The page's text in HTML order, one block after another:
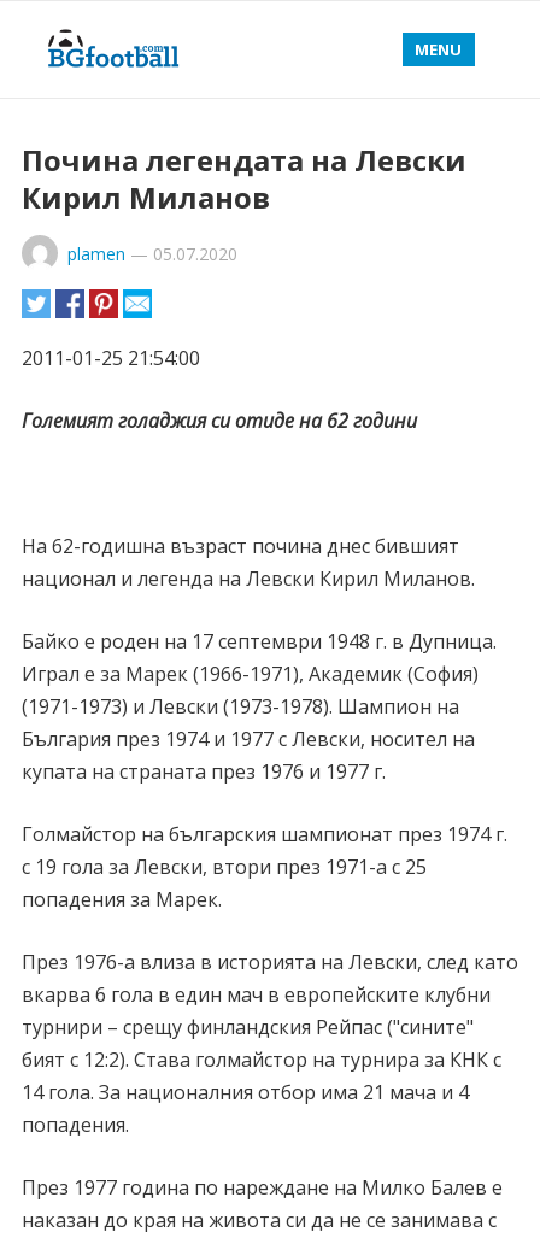
MENU
Почина легендата на Левски
Кирил Миланов
plamen — 05.07.2020
2011-01-25 21:54:00
Големият голаджия си отиде на 62 години
На 62-годишна възраст почина днес бившият
национал и легенда на Левски Кирил Миланов.
Байко е роден на 17 септември 1948 г. в Дупница.
Играл е за Марек (1966-1971), Академик (София)
(1971-1973) и Левски (1973-1978). Шампион на
България през 1974 и 1977 с Левски, носител на
купата на страната през 1976 и 1977 г.
Голмайстор на българския шампионат през 1974 г.
с 19 гола за Левски, втори през 1971-а с 25
попадения за Марек.
През 1976-а влиза в историята на Левски, след като
вкарва 6 гола в един мач в европейските клубни
турнири – срещу финландския Рейпас ("сините"
бият с 12:2). Става голмайстор на турнира за КНК с
14 гола. За националния отбор има 21 мача и 4
попадения.
През 1977 година по нареждане на Милко Балев е
наказан до края на живота си да не се занимава с